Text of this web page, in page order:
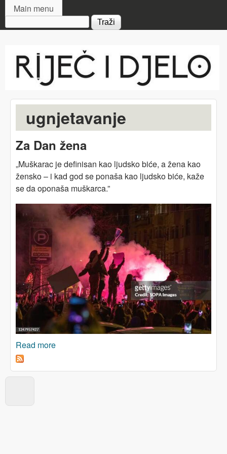
MAIN MENU
Main menu
Search form
i djelo
ugnjetavanje
Za Dan žena
„Muškarac je definisan kao ljudsko biće, a žena kao
žensko – i kad god se ponaša kao ljudsko biće, kaže
se da oponaša muškarca.”
Read more